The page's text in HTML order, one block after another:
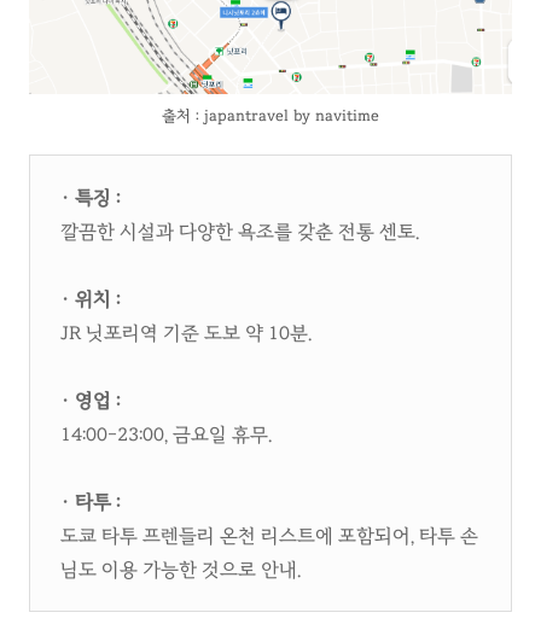
출처 : japantravel by navitime
· 특징 :
깔끔한 시설과 다양한 욕조를 갖춘 전통 센토.​
· 위치 :
JR 닛포리역 기준 도보 약 10분.​
· 영업 :
14:00–23:00, 금요일 휴무.​
· 타투 :
도쿄 타투 프렌들리 온천 리스트에 포함되어, 타투 손
님도 이용 가능한 것으로 안내.